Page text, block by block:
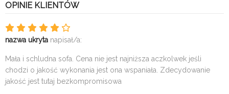
OPINIE KLIENTÓW
nazwa ukryta napisał/a:
Mała i schludna sofa. Cena nie jest najniższa aczkolwek jeśli
chodzi o jakość wykonania jest ona wspaniała. Zdecydowanie
jakość jest tutaj bezkompromisowa